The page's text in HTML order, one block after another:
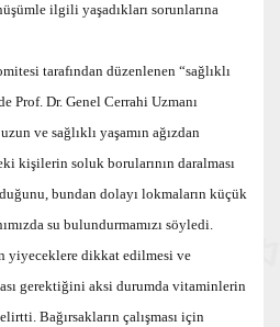
ilgili yaşadıkları sorunlarına
tarafından düzenlenen “sağlıklı
Prof. Dr. Genel Cerrahi Uzmanı
ve sağlıklı yaşamın ağızdan
kişilerin soluk borularının daralması
bundan dolayı lokmaların küçük
su bulundurmamızı söyledi.
yiyeceklere dikkat edilmesi ve
gerektiğini aksi durumda vitaminlerin
Bağırsakların çalışması için